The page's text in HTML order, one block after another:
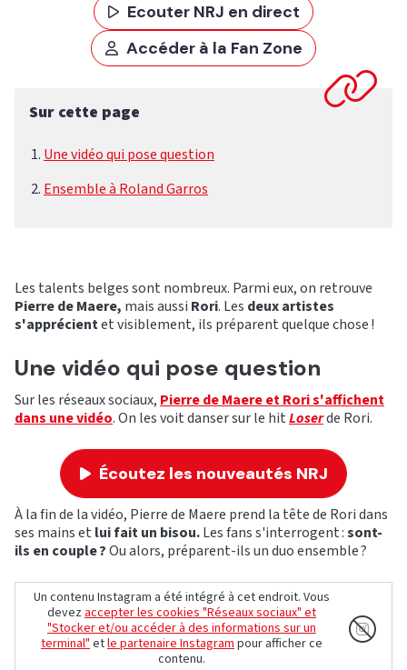
Ecouter NRJ en direct
Accéder à la Fan Zone
Sur cette page
Une vidéo qui pose question
Ensemble à Roland Garros
Les talents belges sont nombreux. Parmi eux, on retrouve
Pierre de Maere, mais aussi Rori. Les deux artistes
s'apprécientet visiblement, ils préparent quelque chose !
Une vidéo qui pose question
Sur les réseaux sociaux, Pierre de Maere et Rori s'affichent
dans une vidéo. On les voit danser sur le hitLoserde Rori.
Écoutez les nouveautés NRJ
À la fin de la vidéo, Pierre de Maere prend la tête de Rori dans
ses mains et lui fait un bisou.Les fans s'interrogent :sont-
ils en couple ?Ou alors, préparent-ils un duo ensemble ?
Un contenu Instagram a été intégré à cet endroit. Vous
devezaccepter les cookies "Réseaux sociaux" et
"Stocker et/ou accéder à des informations sur un
terminal"etle partenaire Instagrampour afficher ce
contenu.